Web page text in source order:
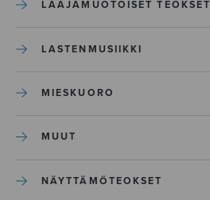
LAAJAMUOTOISET TEOKSET
LASTENMUSIIKKI
MIESKUORO
MUUT
NÄYTTÄMÖTEOKSET